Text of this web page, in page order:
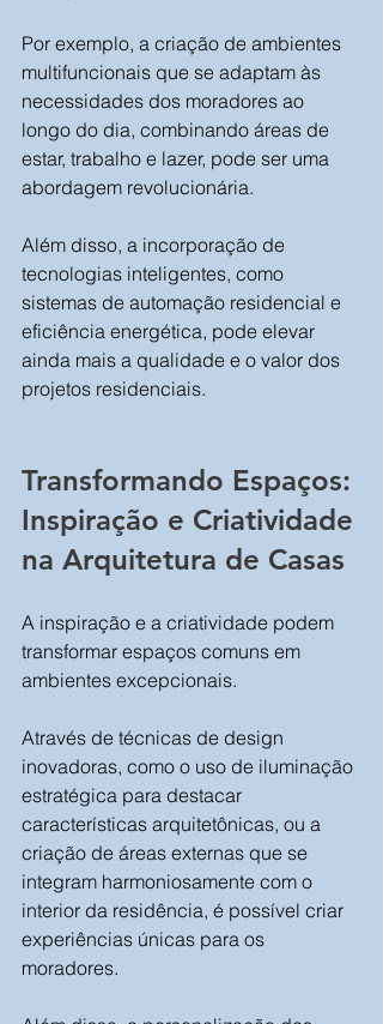
Por exemplo, a criação de ambientes
multifuncionais que se adaptam às
necessidades dos moradores ao
longo do dia, combinando áreas de
estar, trabalho e lazer, pode ser uma
abordagem revolucionária.
Além disso, a incorporação de
tecnologias inteligentes, como
sistemas de automação residencial e
eficiência energética, pode elevar
ainda mais a qualidade e o valor dos
projetos residenciais.
Transformando Espaços:
Inspiração e Criatividade
na Arquitetura de Casas
A inspiração e a criatividade podem
transformar espaços comuns em
ambientes excepcionais.
Através de técnicas de design
inovadoras, como o uso de iluminação
estratégica para destacar
características arquitetônicas, ou a
criação de áreas externas que se
integram harmoniosamente com o
interior da residência, é possível criar
experiências únicas para os
moradores.